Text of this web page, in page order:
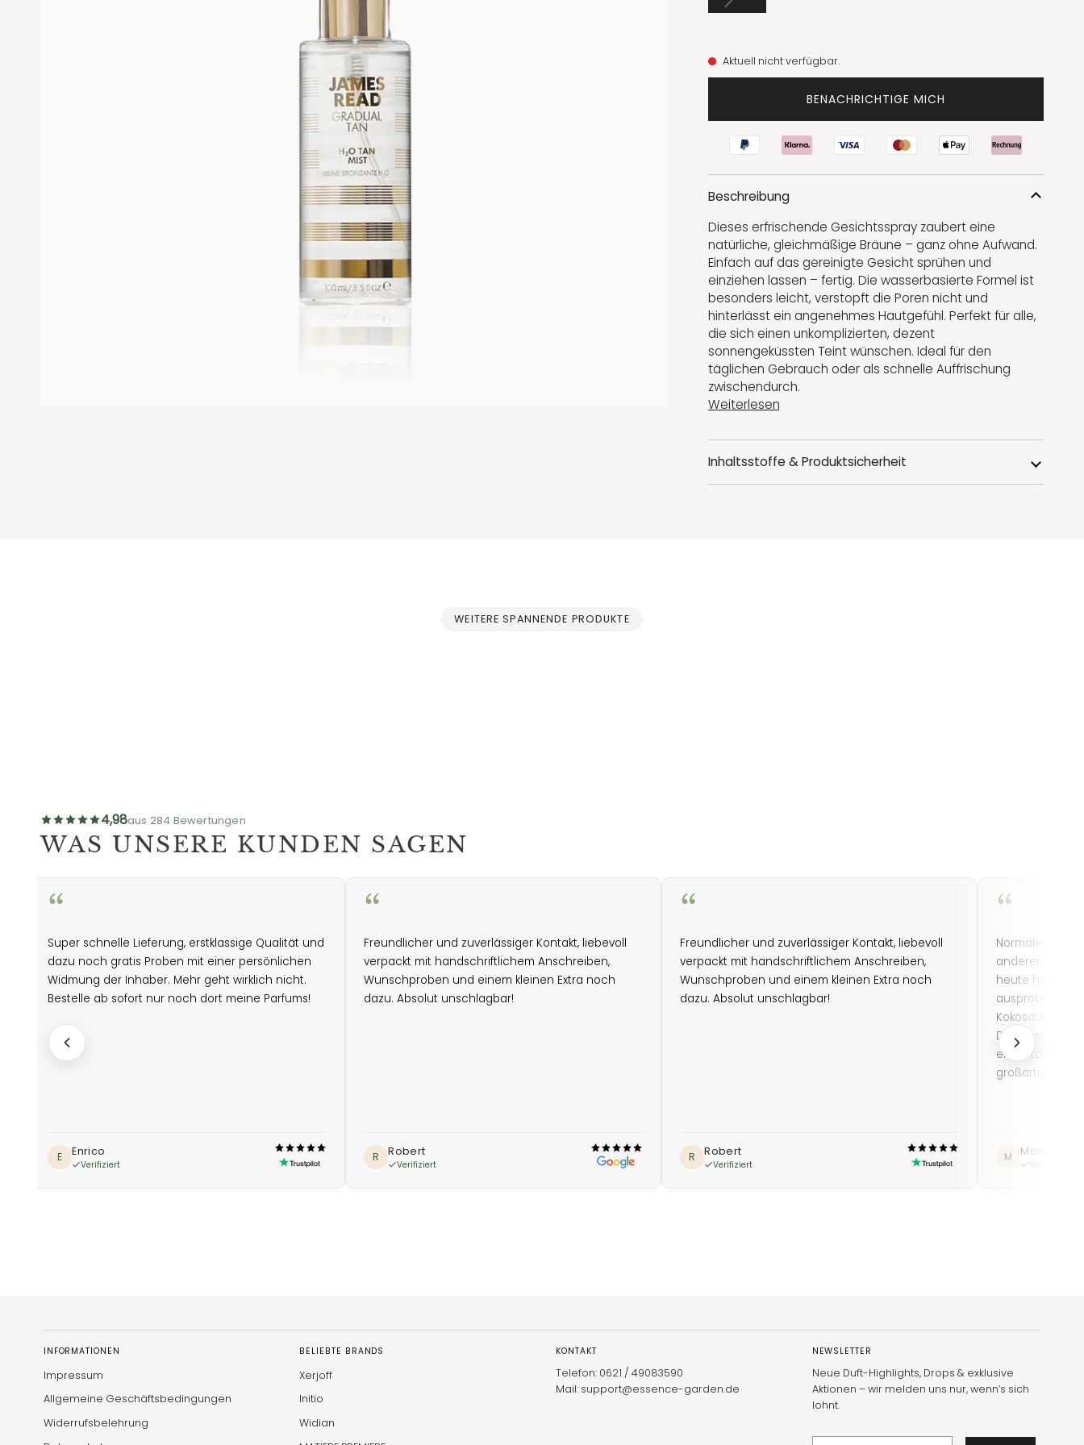
Aktuell nicht verfügbar.
BENACHRICHTIGE MICH
Beschreibung
Dieses erfrischende Gesichtsspray zaubert eine
natürliche, gleichmäßige Bräune – ganz ohne Aufwand.
Einfach auf das gereinigte Gesicht sprühen und
einziehen lassen – fertig. Die wasserbasierte Formel ist
besonders leicht, verstopft die Poren nicht und
hinterlässt ein angenehmes Hautgefühl. Perfekt für alle,
die sich einen unkomplizierten, dezent
sonnengeküssten Teint wünschen. Ideal für den
täglichen Gebrauch oder als schnelle Auffrischung
zwischendurch.
Weiterlesen
Inhaltsstoffe & Produktsicherheit
WEITERE SPANNENDE PRODUKTE
WAS UNSERE KUNDEN SAGEN
4,98aus 284 Bewertungen
“
Super schnelle Lieferung, erstklassige Qualität und
dazu noch gratis Proben mit einer persönlichen
Widmung der Inhaber. Mehr geht wirklich nicht.
Bestelle ab sofort nur noch dort meine Parfums!
E Enrico
Verifiziert
“
Freundlicher und zuverlässiger Kontakt, liebevoll
verpackt mit handschriftlichem Anschreiben,
Wunschproben und einem kleinen Extra noch
dazu. Absolut unschlagbar!
R Robert
Verifiziert
“
Freundlicher und zuverlässiger Kontakt, liebevoll
verpackt mit handschriftlichem Anschreiben,
Wunschproben und einem kleinen Extra noch
dazu. Absolut unschlagbar!
R Robert
Verifiziert
“
Normalerweise
anderen
heute habe ich
ausprobiert,
Kokosduft. Ich
Dame war
einen tollen
großartiger
M
Verifiziert
INFORMATIONEN
Impressum
Allgemeine Geschäftsbedingungen
Widerrufsbelehrung
BELIEBTE BRANDS
Xerjoff
Initio
Widian
KONTAKT
Telefon: 0621 / 49083590
Mail: support@essence-garden.de
NEWSLETTER
Neue Duft-Highlights, Drops & exklusive
Aktionen – wir melden uns nur, wenn’s sich
lohnt.